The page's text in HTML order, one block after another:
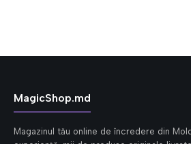
MagicShop.md
Magazinul tău online de încredere din